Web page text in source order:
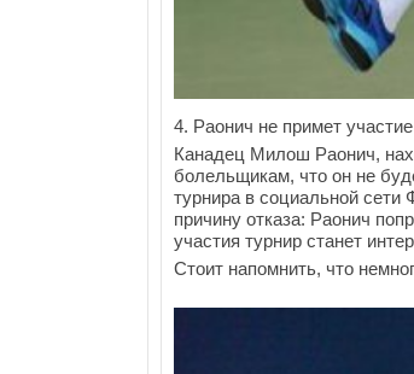
4. Раонич не примет
Канадец Милош Раонич,
болельщикам, что он не
турнира в социальной сети
причину отказа: Раонич
участия турнир станет
Стоит напомнить, что